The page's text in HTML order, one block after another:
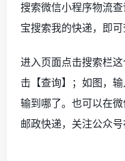
搜索微信小程序物流
宝搜索我的快递，即可
进入页面点击搜索栏
击【查询】；如图，
输到哪了。也可以在
邮政快递，关注公众号